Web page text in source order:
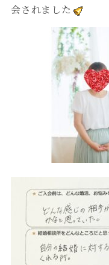
会されました